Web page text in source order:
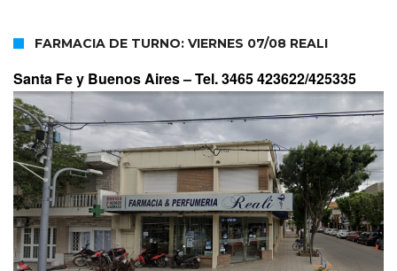
FARMACIA DE TURNO: VIERNES 07/08 REALI
Santa Fe y Buenos Aires –Tel. 3465 423622/425335